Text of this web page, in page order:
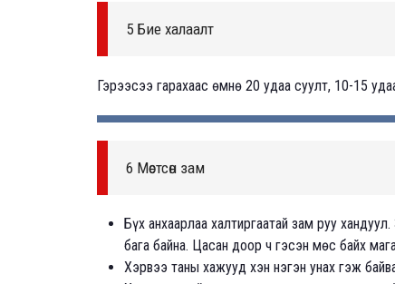
5 Бие халаалт
Гэрээсээ гарахаас өмнө 20 удаа суулт, 10-15
6 Мөстсөн зам
Бүх анхаарлаа халтиргаатай зам руу
бага байна. Цасан доор ч гэсэн мөс байх
Хэрвээ таны хажууд хэн нэгэн унах гэж